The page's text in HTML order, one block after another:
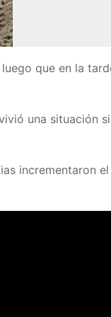
que en la
una situación
incrementaron